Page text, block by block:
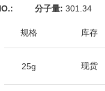
分子量: 301.34
规格 库存
25g 现货